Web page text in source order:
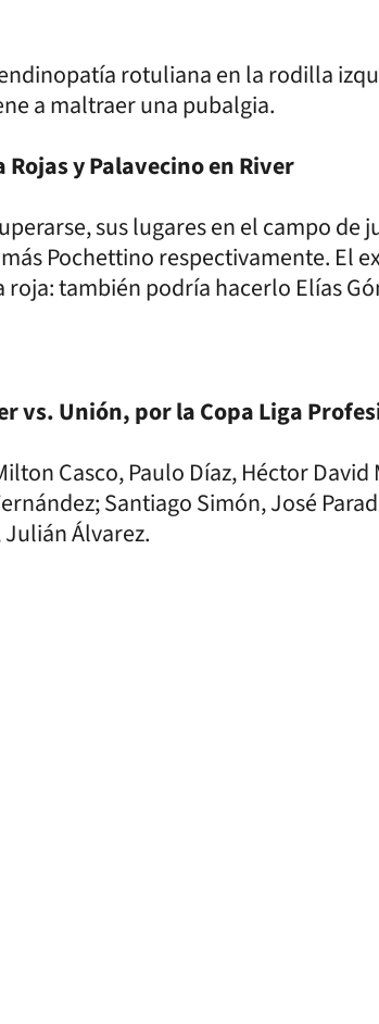
rotuliana en la rodilla
a maltraer una pubalgia.
y Palavecino en River
sus lugares en el campo de
Pochettino respectivamente. El
también podría hacerlo Elías
vs. Unión, por la Copa Liga
Casco, Paulo Díaz, Héctor David
Santiago Simón, José
Álvarez.